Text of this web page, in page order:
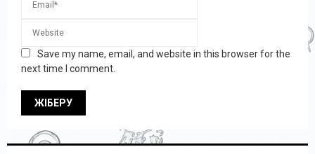
Save my name, email, and website in this browser for the
next time I comment.